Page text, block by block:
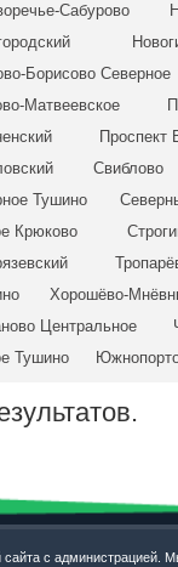
Сабурово
Борисово Северное
Матвеевское
Проспект
Свиблово
Тушино
Крюково
Хорошёво-
Центральное
Тушино
сайта с администрацией.